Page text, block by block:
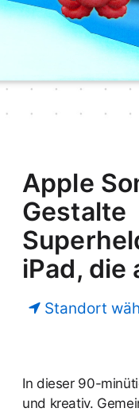
Apple
Gestalte
iPad, die
Standort
In dieser 90-
und kreativ.